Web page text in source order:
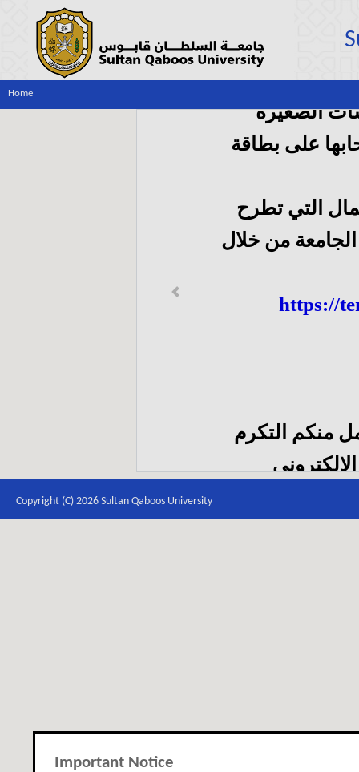
Home
الصغيرة
على بطاقة
التي تطرح
من خلال
https://
منكم التكرم
Previous
Important Notice
Copyright (C) 2026 Sultan Qaboos University